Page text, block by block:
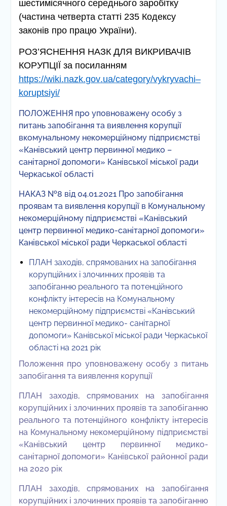
шестимісячного середнього заробітку
(частина четверта статті 235 Кодексу
законів про працю України).
РОЗ’ЯСНЕННЯ НАЗК ДЛЯ ВИКРИВАЧІВ
КОРУПЦІЇ за посиланням
https://wiki.nazk.gov.ua/category/vykryvachi–
koruptsiyi/
ПОЛОЖЕННЯ про уповноважену особу з
питань запобігання та виявлення корупції
вкомунальному некомерційному підприємстві
«Канівський центр первинної медико –
санітарної допомоги» Канівської міської ради
Черкаської області
НАКАЗ №8 від 04.01.2021 Про запобігання
проявам та виявлення корупції в Комунальному
некомерційному підприємстві «Канівський
центр первинної медико-санітарної допомоги»
Канівської міської ради Черкаської області
ПЛАН заходів, спрямованих на запобігання
корупційних і злочинних проявів та
запобіганню реального та потенційного
конфлікту інтересів на Комунальному
некомерційному підприємстві «Канівський
центр первинної медико- санітарної
допомоги» Канівської міської ради Черкаської
області на 2021 рік
Положення про уповноважену особу з питань
запобігання та виявлення корупції
ПЛАН заходів, спрямованих на запобігання
корупційних і злочинних проявів та запобіганню
реального та потенційного конфлікту інтересів
на Комунальному некомерційному підприємстві
«Канівський центр первинної медико-
санітарної допомоги» Канівської районної ради
на 2020 рік
ПЛАН заходів, спрямованих на запобігання
корупційних і злочинних проявів та запобіганню